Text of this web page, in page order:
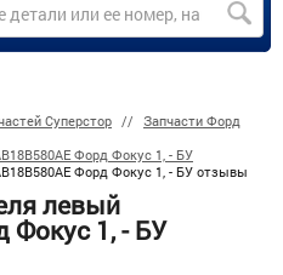
Суперстор
Запчасти Форд
Форд Фокус 1, - БУ
Форд Фокус 1, - БУ отзывы
левый
Фокус 1, - БУ